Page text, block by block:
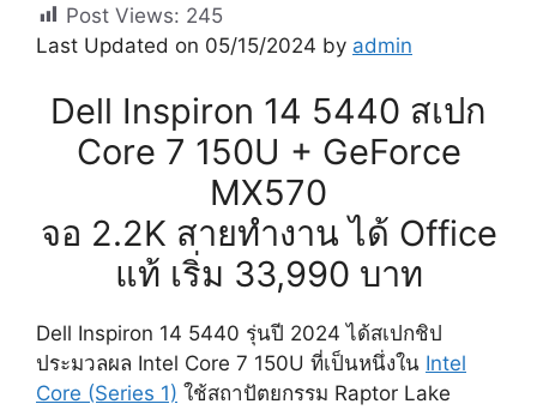
Post Views: 245
Last Updated on 05/15/2024 by admin
Dell Inspiron 14 5440 สเปก
Core 7 150U + GeForce
MX570
จอ 2.2K สายทำงาน ได้ Office
แท้ เริ่ม 33,990 บาท
Dell Inspiron 14 5440 รุ่นปี 2024 ได้สเปกชิป
ประมวลผล Intel Core 7 150U ที่เป็นหนึ่งใน Intel
Core (Series 1) ใช้สถาปัตยกรรม Raptor Lake